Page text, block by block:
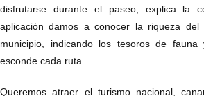
disfrutarse durante el paseo, explica la
aplicación damos a conocer la riqueza del
municipio, indicando los tesoros de
esconde cada ruta.
Queremos atraer el turismo nacional,